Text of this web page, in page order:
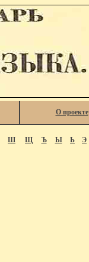
О проекте
Ш Щ Ъ Ы Ь Э